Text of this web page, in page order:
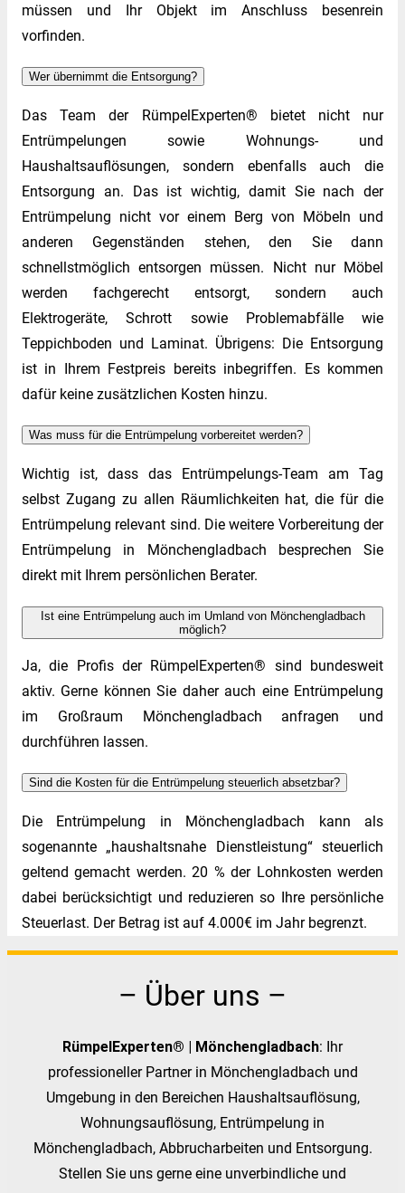
müssen und Ihr Objekt im Anschluss besenrein
vorfinden.
Wer übernimmt die Entsorgung?
Das Team der RümpelExperten® bietet nicht nur
Entrümpelungen sowie Wohnungs- und
Haushaltsauflösungen, sondern ebenfalls auch die
Entsorgung an. Das ist wichtig, damit Sie nach der
Entrümpelung nicht vor einem Berg von Möbeln und
anderen Gegenständen stehen, den Sie dann
schnellstmöglich entsorgen müssen. Nicht nur Möbel
werden fachgerecht entsorgt, sondern auch
Elektrogeräte, Schrott sowie Problemabfälle wie
Teppichboden und Laminat. Übrigens: Die Entsorgung
ist in Ihrem Festpreis bereits inbegriffen. Es kommen
dafür keine zusätzlichen Kosten hinzu.
Was muss für die Entrümpelung vorbereitet werden?
Wichtig ist, dass das Entrümpelungs-Team am Tag
selbst Zugang zu allen Räumlichkeiten hat, die für die
Entrümpelung relevant sind. Die weitere Vorbereitung der
Entrümpelung in Mönchengladbach besprechen Sie
direkt mit Ihrem persönlichen Berater.
Ist eine Entrümpelung auch im Umland von Mönchengladbach
möglich?
Ja, die Profis der RümpelExperten® sind bundesweit
aktiv. Gerne können Sie daher auch eine Entrümpelung
im Großraum Mönchengladbach anfragen und
durchführen lassen.
Sind die Kosten für die Entrümpelung steuerlich absetzbar?
Die Entrümpelung in Mönchengladbach kann als
sogenannte „haushaltsnahe Dienstleistung“ steuerlich
geltend gemacht werden. 20 % der Lohnkosten werden
dabei berücksichtigt und reduzieren so Ihre persönliche
Steuerlast. Der Betrag ist auf 4.000€ im Jahr begrenzt.
– Über uns –
RümpelExperten® | Mönchengladbach: Ihr
professioneller Partner in Mönchengladbach und
Umgebung in den Bereichen Haushaltsauflösung,
Wohnungsauflösung, Entrümpelung in
Mönchengladbach, Abbrucharbeiten und Entsorgung.
Stellen Sie uns gerne eine unverbindliche und